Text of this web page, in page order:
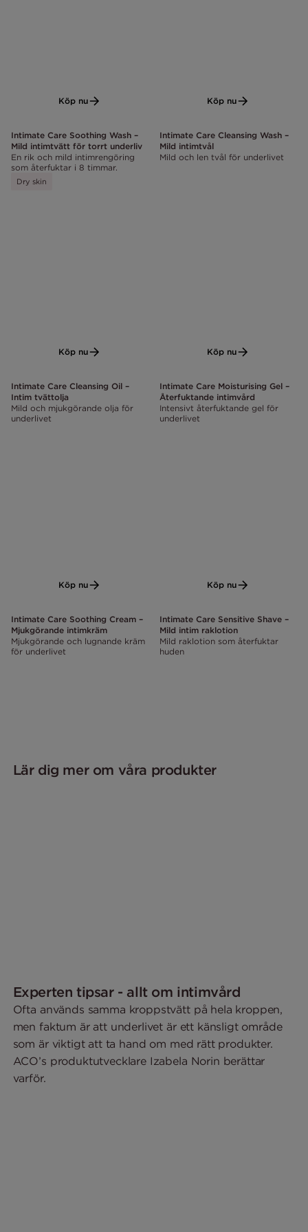
Köp nu
Intimate Care Soothing Wash –
Mild intimtvätt för torrt underliv
En rik och mild intimrengöring
som återfuktar i 8 timmar.
Dry skin
Köp nu
Intimate Care Cleansing Wash –
Mild intimtvål
Mild och len tvål för underlivet
Köp nu
Intimate Care Cleansing Oil –
Intim tvättolja
Mild och mjukgörande olja för
underlivet
Köp nu
Intimate Care Moisturising Gel –
Återfuktande intimvård
Intensivt återfuktande gel för
underlivet
Köp nu
Intimate Care Soothing Cream –
Mjukgörande intimkräm
Mjukgörande och lugnande kräm
för underlivet
Köp nu
Intimate Care Sensitive Shave –
Mild intim raklotion
Mild raklotion som återfuktar
huden
Lär dig mer om våra produkter
Experten tipsar - allt om intimvård
Ofta används samma kroppstvätt på hela kroppen,
men faktum är att underlivet är ett känsligt område
som är viktigt att ta hand om med rätt produkter.
ACO’s produktutvecklare Izabela Norin berättar
varför.